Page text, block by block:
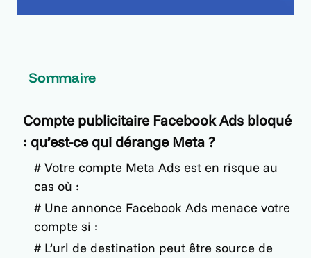
Sommaire
Compte publicitaire Facebook Ads bloqué
: qu’est-ce qui dérange Meta ?
# Votre compte Meta Ads est en risque au
cas où :
# Une annonce Facebook Ads menace votre
compte si :
# L’url de destination peut être source de